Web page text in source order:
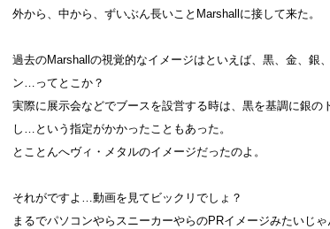
外から、中から、ずいぶん長いことMarshallに接して来た。
過去のMarshallの視覚的なイメージはといえば、黒、金、銀
ン…ってとこか？
実際に展示会などでブースを設営する時は、黒を基調に銀の
し…という指定がかかったこともあった。
とことんへヴィ・メタルのイメージだったのよ。
それがですよ…動画を見てビックリでしょ？
まるでパソコンやらスニーカーやらのPRイメージみたいじゃ